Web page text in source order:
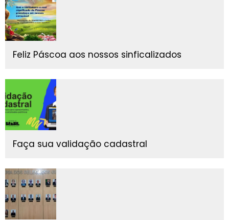
Feliz Páscoa aos nossos sinficalizados
Faça sua validação cadastral